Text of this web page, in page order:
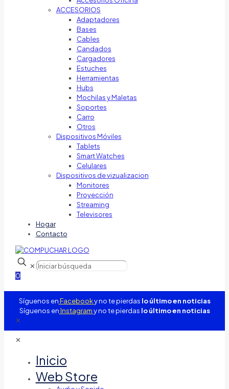
ACCESORIOS
Adaptadores
Bases
Cables
Candados
Cargadores
Estuches
Herramientas
Hubs
Mochilas y Maletas
Soportes
Carro
Otros
Dispositivos Móviles
Tablets
Smart Watches
Celulares
Dispositivos de vizualizacion
Monitores
Proyección
Streaming
Televisores
Hogar
Contacto
✕
0
Síguenos enFacebooky no te pierdas lo último en noticias
Síguenos enInstagramy no te pierdas lo último en noticias
✕
✕
Inicio
Web Store